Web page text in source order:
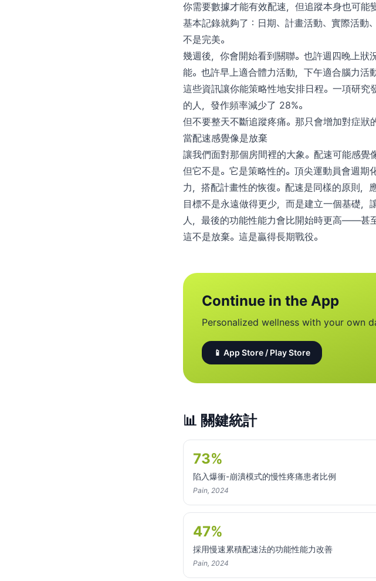
你需要數據才能有效配速，但追蹤本身也可能
基本記錄就夠了：日期、計畫活動、實際活動
不是完美。
幾週後，你會開始看到關聯。也許週四晚上
能。也許早上適合體力活動，下午適合腦力活動
這些資訊讓你能策略性地安排日程。一項研
的人，發作頻率減少了 28%。
但不要整天不斷追蹤疼痛。那只會增加對症狀
當配速感覺像是放棄
讓我們面對那個房間裡的大象。配速可能感覺
但它不是。它是策略性的。頂尖運動員會週
力，搭配計畫性的恢復。配速是同樣的原則，
目標不是永遠做得更少，而是建立一個基礎
人，最後的功能性能力會比開始時更高——甚至
這不是放棄。這是贏得長期戰役。
Continue in the App
Personalized wellness with your own
📱 App Store / Play Store
📊 關鍵統計
73%
陷入爆衝-崩潰模式的慢性疼痛患者比例
Pain, 2024
47%
採用慢速累積配速法的功能性能力改善
Pain, 2024